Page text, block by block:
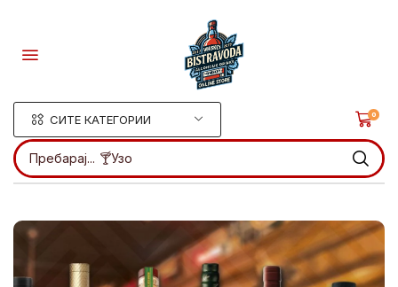
СИТЕ КАТЕГОРИИ
Пребарај... 🍸Узо
0